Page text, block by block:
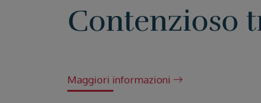
Contenzioso
Maggiori informazioni